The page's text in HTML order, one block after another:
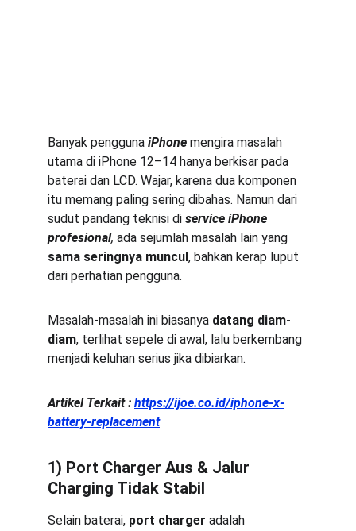
Banyak pengguna iPhone mengira masalah
utama di iPhone 12–14 hanya berkisar pada
baterai dan LCD. Wajar, karena dua komponen
itu memang paling sering dibahas. Namun dari
sudut pandang teknisi di service iPhone
profesional, ada sejumlah masalah lain yang
sama seringnya muncul, bahkan kerap luput
dari perhatian pengguna.
Masalah-masalah ini biasanya datang diam-
diam, terlihat sepele di awal, lalu berkembang
menjadi keluhan serius jika dibiarkan.
Artikel Terkait : https://ijoe.co.id/iphone-x-
battery-replacement
1) Port Charger Aus & Jalur
Charging Tidak Stabil
Selain baterai, port charger adalah